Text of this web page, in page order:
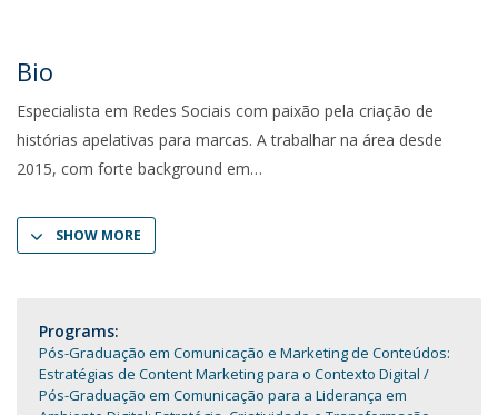
Bio
Especialista em Redes Sociais com paixão pela criação de
histórias apelativas para marcas. A trabalhar na área desde
2015, com forte background em
SHOW MORE
Programs:
Pós-Graduação em Comunicação e Marketing de Conteúdos:
Estratégias de Content Marketing para o Contexto Digital
Pós-Graduação em Comunicação para a Liderança em